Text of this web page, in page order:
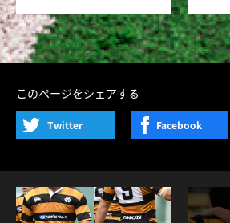
このページをシェアする
Twitter Facebook